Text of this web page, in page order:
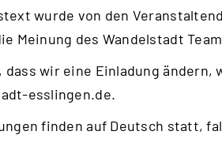
wurde von den
Meinung des Wandelstadt
dass wir eine Einladung ändern,
esslingen.de.
finden auf Deutsch statt,